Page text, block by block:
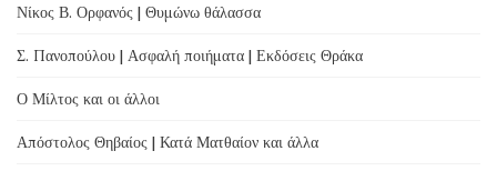
Νίκος Β. Ορφανός | Θυμώνω θάλασσα
Σ. Πανοπούλου | Ασφαλή ποιήματα | Εκδόσεις Θράκα
Ο Μίλτος και οι άλλοι
Απόστολος Θηβαίος | Κατά Ματθαίον και άλλα